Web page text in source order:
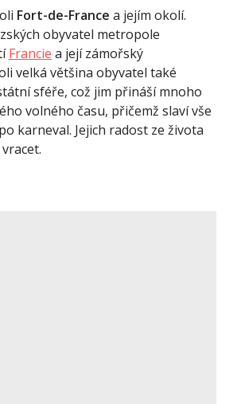
Fort-de-France a jejím okolí.
obyvatel metropole
Francie a její zámořský
velká většina obyvatel také
sféře, což jim přináší mnoho
volného času, přičemž slaví vše
karneval. Jejich radost ze života